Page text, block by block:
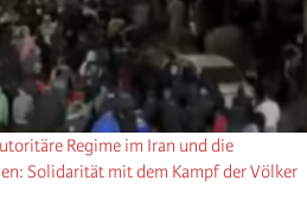
Regime im Iran und die
Solidarität mit dem Kampf der Völker